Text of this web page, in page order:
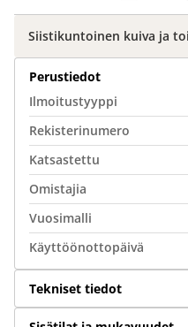
Siistikuntoinen kuiva ja
Perustiedot
Ilmoitustyyppi
Rekisterinumero
Katsastettu
Omistajia
Vuosimalli
Käyttöönottopäivä
Tekniset tiedot